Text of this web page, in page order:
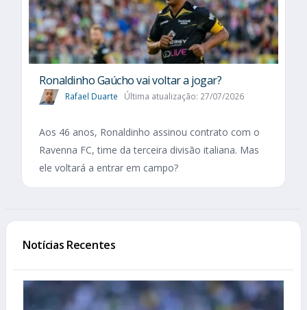
Ronaldinho Gaúcho vai voltar a jogar?
Rafael Duarte Última atualização: 27/07/2026
Aos 46 anos, Ronaldinho assinou contrato com o
Ravenna FC, time da terceira divisão italiana. Mas
ele voltará a entrar em campo?
Notícias Recentes